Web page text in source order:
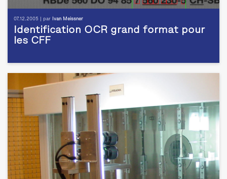
07.12.2005 | par Ivan Meissner
Identification OCR grand format pour
les CFF